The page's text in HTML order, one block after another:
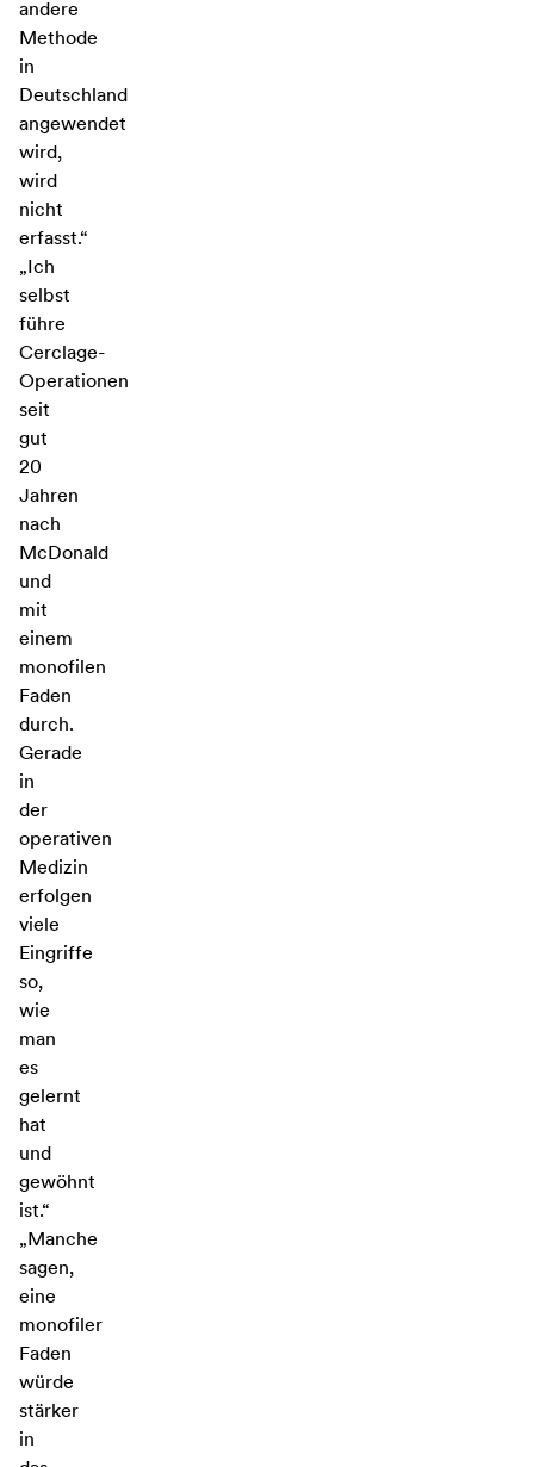
andere
Methode
in
Deutschland
angewendet
wird,
wird
nicht
erfasst.“
„Ich
selbst
führe
Cerclage-
Operationen
seit
gut
20
Jahren
nach
McDonald
und
mit
einem
monofilen
Faden
durch.
Gerade
in
der
operativen
Medizin
erfolgen
viele
Eingriffe
so,
wie
man
es
gelernt
hat
und
gewöhnt
ist.“
„Manche
sagen,
eine
monofiler
Faden
würde
stärker
in